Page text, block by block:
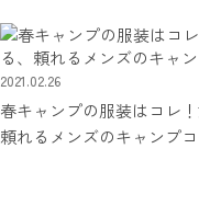
2021.02.26
春キャンプの服装はコレ！
頼れるメンズのキャンプ